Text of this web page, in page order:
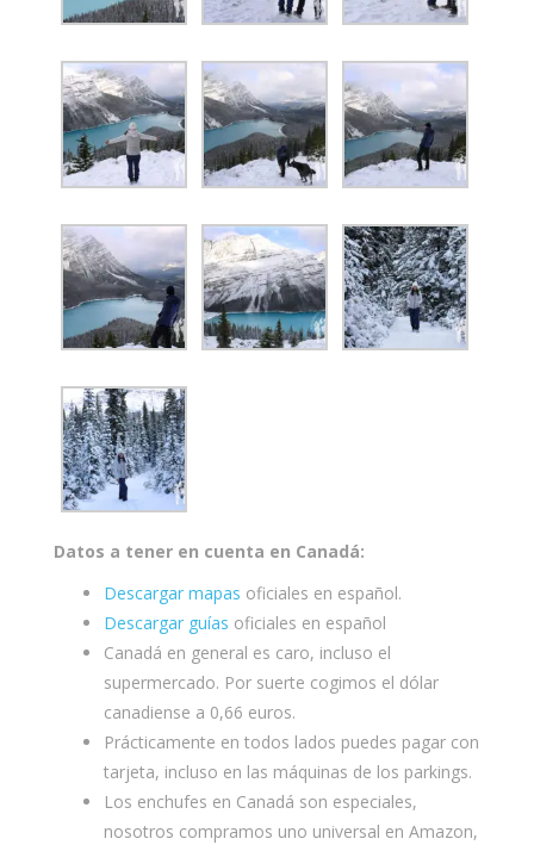
Datos a tener en cuenta en Canadá:
Descargar mapas oficiales en español.
Descargar guías oficiales en español
Canadá en general es caro, incluso el
supermercado. Por suerte cogimos el dólar
canadiense a 0,66 euros.
Prácticamente en todos lados puedes pagar con
tarjeta, incluso en las máquinas de los parkings.
Los enchufes en Canadá son especiales,
nosotros compramos uno universal en Amazon,